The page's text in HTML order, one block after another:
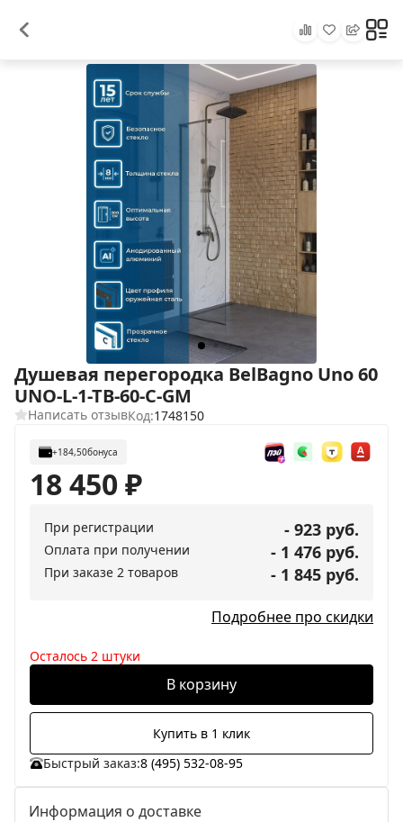
Душевая перегородка BelBagno Uno 60
UNO-L-1-TB-60-C-GM
Написать отзывКод:1748150
+184,50бонуса
18 450₽
При регистрации - 923 руб.
Оплата при получении - 1 476 руб.
При заказе 2 товаров - 1 845 руб.
Подробнее про скидки
Осталось 2 штуки
В корзину
Купить в 1 клик
Быстрый заказ:8 (495) 532-08-95
Информация о доставке